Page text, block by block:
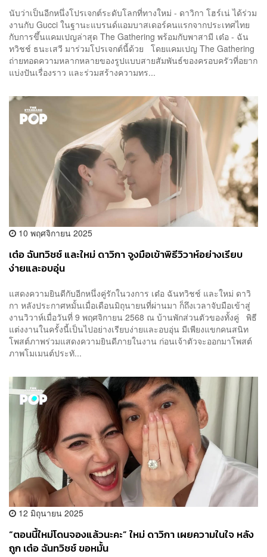
นับว่าเป็นอีกหนึ่งโปรเจกต์ระดับโลกที่ทางใหม่ - ดาวิกา โฮร์เน่ ได้ร่วม
งานกับ Gucci ในฐานะแบรนด์แอมบาสเดอร์คนแรกจากประเทศไทย
กับการขึ้นแคมเปญล่าสุด The Gathering พร้อมกับพาสามี เต๋อ - ฉัน
ทวิชช์ ธนะเสวี มาร่วมโปรเจกต์นี้ด้วย โดยแคมเปญ The Gathering
ถ่ายทอดความหลากหลายของรูปแบบสายสัมพันธ์ของครอบครัวที่อยาก
แบ่งปันเรื่องราว และร่วมสร้างความทร...
10 พฤศจิกายน 2025
เต๋อ ฉันทวิชช์ และใหม่ ดาวิกา จูงมือเข้าพิธีวิวาห์อย่างเรียบ
ง่ายและอบอุ่น
แสดงความยินดีกับอีกหนึ่งคู่รักในวงการ เต๋อ ฉันทวิชช์ และใหม่ ดาวิ
กา หลังประกาศหมั้นเมื่อเดือนมิถุนายนที่ผ่านมา ก็ถึงเวลาจับมือเข้าสู่
งานวิวาห์เมื่อวันที่ 9 พฤศจิกายน 2568 ณ บ้านพักส่วนตัวของทั้งคู่ พิธี
แต่งงานในครั้งนี้เป็นไปอย่างเรียบง่ายและอบอุ่น มีเพียงแขกคนสนิท
โพสต์ภาพร่วมแสดงความยินดีภายในงาน ก่อนเจ้าตัวจะออกมาโพสต์
ภาพโมเมนต์ประทั...
12 มิถุนายน 2025
“ตอนนี้ใหม่โดนจองแล้วนะคะ” ใหม่ ดาวิกา เผยความในใจ หลัง
ถูก เต๋อ ฉันทวิชช์ ขอหมั้น